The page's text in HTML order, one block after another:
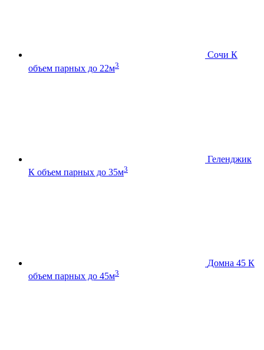
Сочи К
объем парных до 22м3
Геленджик
К объем парных до 35м3
Домна 45 К
объем парных до 45м3